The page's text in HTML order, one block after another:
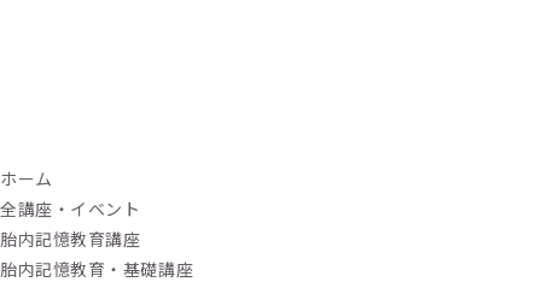
ホーム
全講座・イベント
胎内記憶教育講座
胎内記憶教育・基礎講座